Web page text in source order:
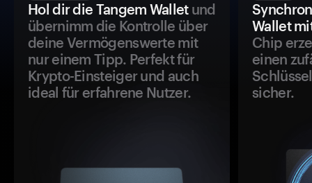
Hol dir die Tangem Walletund
übernimm die Kontrolle über
deine Vermögenswerte mit
nur einem Tipp. Perfekt für
Krypto-Einsteiger und auch
ideal für erfahrene Nutzer.
Wallet
Chip
einen
sicher.